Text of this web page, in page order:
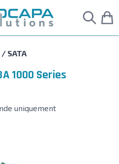
SATA
1000 Series
uniquement